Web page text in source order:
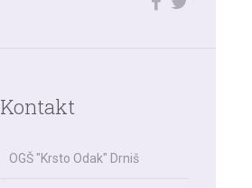
Kontakt
OGŠ "Krsto Odak" Drniš